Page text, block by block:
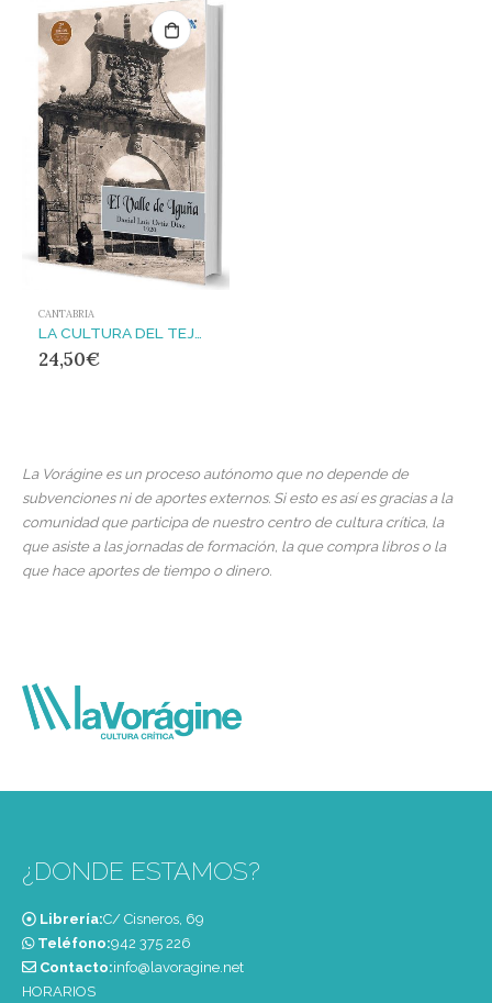
CANTABRIA
LA CULTURA DEL TEJO : ESPLENDOR Y DECADENCIA DE UN PATRIMONIO VITAL
24,50€
La Vorágine es un proceso autónomo que no depende de
subvenciones ni de aportes externos. Si esto es así es gracias a la
comunidad que participa de nuestro centro de cultura crítica, la
que asiste a las jornadas de formación, la que compra libros o la
que hace aportes de tiempo o dinero.
¿DONDE ESTAMOS?
Librería:C/ Cisneros, 69
Teléfono:‭942 375 226‬
Contacto:info@lavoragine.net
HORARIOS